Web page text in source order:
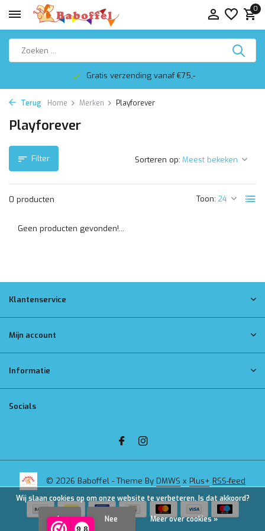
9,8
0
Gratis verzending vanaf €75,-
Terug Home Merken Playforever
Playforever
Filter
0 producten Toon:
Sorteren op:
Geen producten gevonden!...
Klantenservice
Mijn account
Informatie
Socials
© 2026 Baboffel - Theme By DMWS x Plus+ RSS-feed
Wij slaan cookies op om onze website te verbeteren. Is dat akkoord?
Ja Nee Meer over cookies »